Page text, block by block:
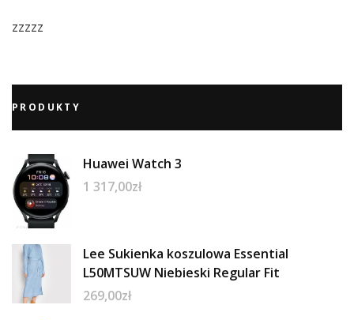
zzzzz
PRODUKTY
Huawei Watch 3
1 317,00zł
Lee Sukienka koszulowa Essential
L50MTSUW Niebieski Regular Fit
269,00zł